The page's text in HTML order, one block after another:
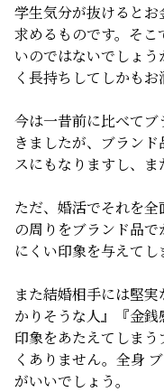
学生気分が抜けると
求めるものです。そ
いのではないでしょ
く長持ちしてしかもお
今は一昔前に比べて
きましたが、ブラン
スにもなりますし、ま
ただ、婚活でそれを
の周りをブランド品
にくい印象を与えてし
また結婚相手には堅
かりそうな人』『金
印象をあたえてしま
くありません。全身
がいいでしょう。